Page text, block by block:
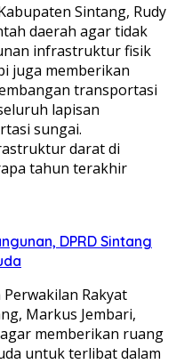
Sintang, Rudy
daerah agar tidak
infrastruktur fisik
juga memberikan
transportasi
lapisan
sungai.
darat di
tahun terakhir
DPRD Sintang
Rakyat
Markus Jembari,
memberikan ruang
untuk terlibat dalam